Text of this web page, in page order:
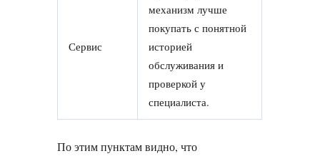
Сервис
механизм лучше
покупать с понятной
историей
обслуживания и
проверкой у
специалиста.
По этим пунктам видно, что
Получать на почту